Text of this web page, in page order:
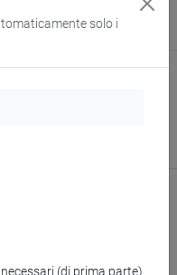
1L12 (edificio ETA, 1°
solo i
(di prima parte)